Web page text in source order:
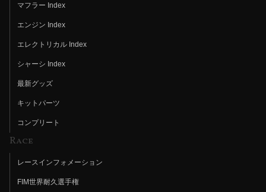
マフラー Index
エンジン Index
エレクトリカル Index
シャーシ Index
最新グッズ
キットパーツ
コンプリート
Race
レースインフォメーション
FIM世界耐久選手権